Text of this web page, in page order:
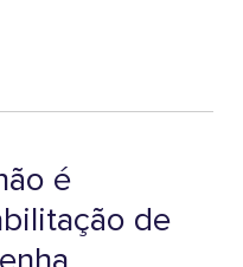
é
de